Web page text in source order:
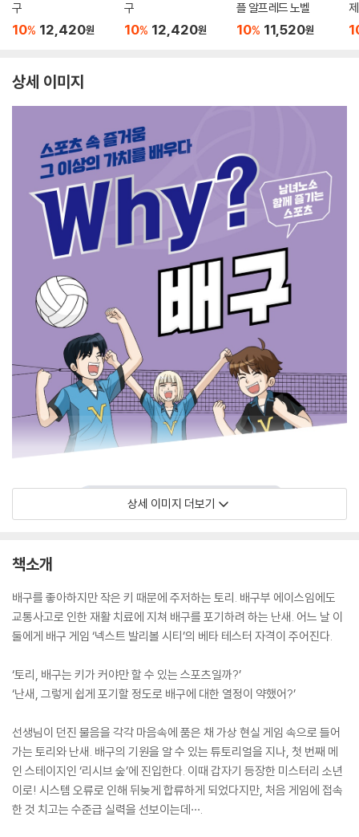
구
10% 12,420원
구
10% 12,420원
플 알프레드 노벨
10% 11,520원
제
상세 이미지
상세 이미지 더보기
책소개
배구를 좋아하지만 작은 키 때문에 주저하는 토리. 배구부 에이스임에도
교통사고로 인한 재활 치료에 지쳐 배구를 포기하려 하는 난새. 어느 날 이
둘에게 배구 게임 ‘넥스트 발리볼 시티’의 베타 테스터 자격이 주어진다.
‘토리, 배구는 키가 커야만 할 수 있는 스포츠일까?’
‘난새, 그렇게 쉽게 포기할 정도로 배구에 대한 열정이 약했어?’
선생님이 던진 물음을 각각 마음속에 품은 채 가상 현실 게임 속으로 들어
가는 토리와 난새. 배구의 기원을 알 수 있는 튜토리얼을 지나, 첫 번째 메
인 스테이지인 ‘리시브 숲’에 진입한다. 이때 갑자기 등장한 미스터리 소년
이로! 시스템 오류로 인해 뒤늦게 합류하게 되었다지만, 처음 게임에 접속
한 것 치고는 수준급 실력을 선보이는데···.